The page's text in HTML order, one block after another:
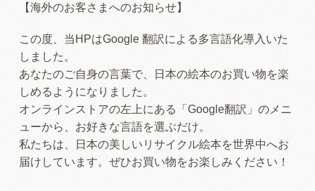
【海外のお客さまへのお知らせ】
この度、当HPはGoogle 翻訳による多言語化導入いた
しました。
あなたのご自身の言葉で、日本の絵本のお買い物を楽
しめるようになりました。
オンラインストアの左上にある「Google翻訳」のメニ
ューから、お好きな言語を選ぶだけ。
私たちは、日本の美しいリサイクル絵本を世界中へお
届けしています。ぜひお買い物をお楽しみください！